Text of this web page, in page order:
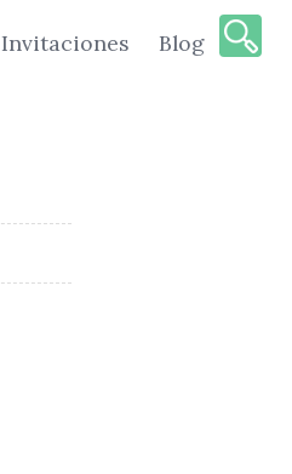
Invitaciones Blog